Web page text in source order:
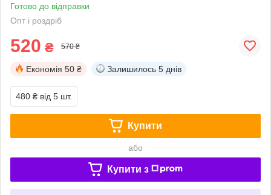
Готово до відправки
Опт і роздріб
520 ₴ 570 ₴
Економія 50 ₴ Залишилось 5 днів
480 ₴ від 5 шт.
Купити
або
Купити з